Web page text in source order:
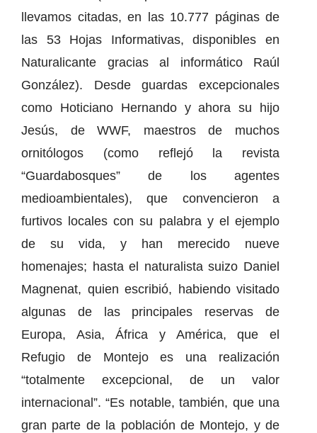
llevamos citadas, en las 10.777 páginas de
las 53 Hojas Informativas, disponibles en
Naturalicante gracias al informático Raúl
González). Desde guardas excepcionales
como Hoticiano Hernando y ahora su hijo
Jesús, de WWF, maestros de muchos
ornitólogos (como reflejó la revista
“Guardabosques” de los agentes
medioambientales), que convencieron a
furtivos locales con su palabra y el ejemplo
de su vida, y han merecido nueve
homenajes; hasta el naturalista suizo Daniel
Magnenat, quien escribió, habiendo visitado
algunas de las principales reservas de
Europa, Asia, África y América, que el
Refugio de Montejo es una realización
“totalmente excepcional, de un valor
internacional”. “Es notable, también, que una
gran parte de la población de Montejo, y de